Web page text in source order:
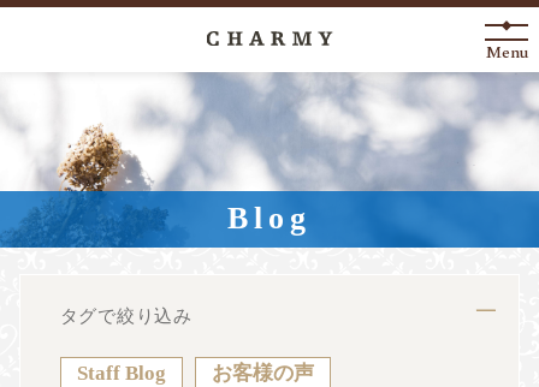
New Arrival
About
Engagement Ring
Menu
Blog
タグで絞り込み
Staff Blog お客様の声